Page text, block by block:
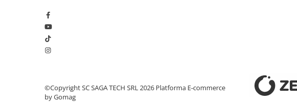
Sarma sudura inox
Sarma sudura aluminiu
Baghete / vergele sudura TIG-WIG
Echipamente de protectie sudura
Generatoare
©Copyright SC SAGA TECH SRL 2026 Platforma E-commerce
by Gomag